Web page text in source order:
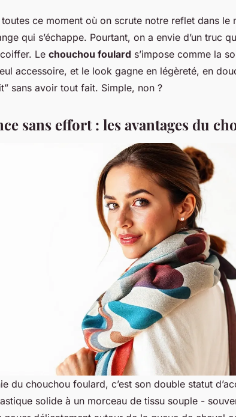
ce moment où on scrute notre reflet dans le
qui s’échappe. Pourtant, on a envie d’un truc
Le chouchou foulard s’impose comme la
accessoire, et le look gagne en légèreté, en
sans avoir tout fait. Simple, non ?
sans effort : les avantages du
du chouchou foulard, c’est son double statut
solide à un morceau de tissu souple -